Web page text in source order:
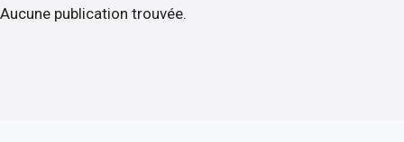
Aucune publication trouvée.